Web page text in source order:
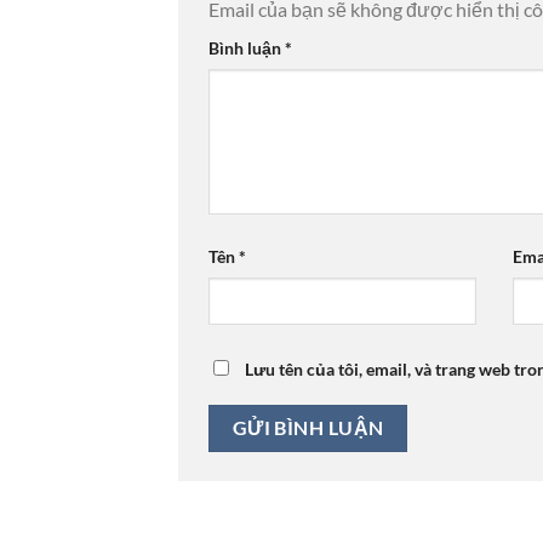
Email của bạn sẽ không được hiển thị
Bình luận*
Tên*
Lưu tên của tôi, email, và trang web